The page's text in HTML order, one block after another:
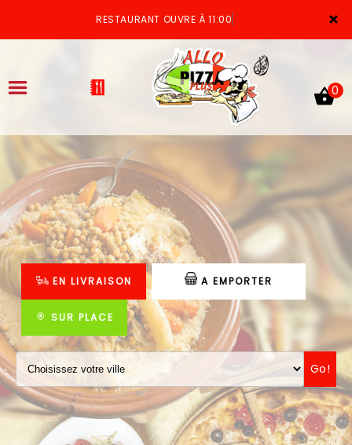
×
RESTAURANT OUVRE À 11:00
ACCUEIL
LA CARTE
VOTRE COMPTE
NOTRE RESTAURANT
VOS AVIS
MENTIONS LÉGALES
0
EN LIVRAISON A EMPORTER
SUR PLACE
Go!